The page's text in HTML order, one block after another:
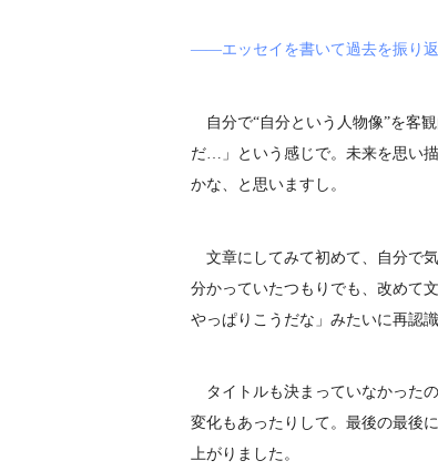
――エッセイを書いて過去を振り返
自分で“自分という人物像”を客
だ…」という感じで。未来を思い
かな、と思いますし。
文章にしてみて初めて、自分で
分かっていたつもりでも、改めて
やっぱりこうだな」みたいに再認
タイトルも決まっていなかった
変化もあったりして。最後の最後
上がりました。